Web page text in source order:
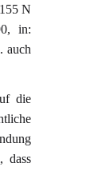
N
in:
auch
die
dass